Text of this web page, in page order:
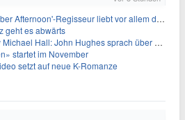
Regisseur liebt vor allem die 'Banalität' in seinen Filmen
geht es abwärts
Hall: John Hughes sprach über eine Fortsetzung von 'The Breakfast Club'
startet im November
setzt auf neue K-Romanze